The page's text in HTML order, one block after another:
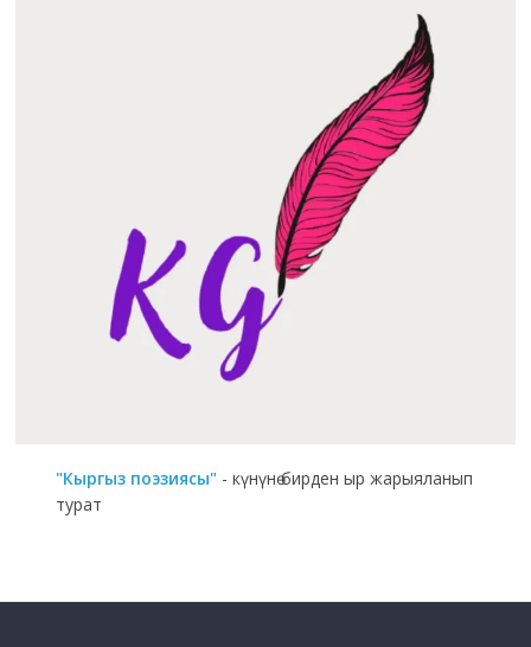
"Кыргыз поэзиясы" - күнүнө бирден ыр жарыяланып
турат